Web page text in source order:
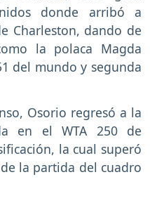
donde arribó a
Charleston, dando de
la polaca Magda
del mundo y segunda
Osorio regresó a la
en el WTA 250 de
la cual superó
la partida del cuadro